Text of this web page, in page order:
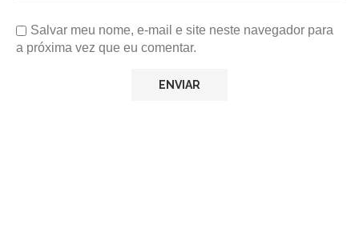
Salvar meu nome, e-mail e site neste navegador para
a próxima vez que eu comentar.